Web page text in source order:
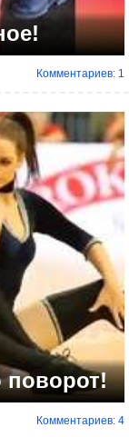
Комментариев: 1
поворот!
Комментариев: 4